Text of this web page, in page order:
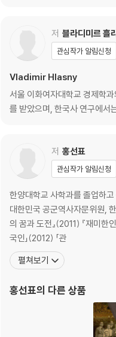
저 블라디미르 흘
관심작가 알림신청
Vladimir Hlasny
서울 이화여자대학교 경제학
를 받았으며, 한국사 연구에서
저 홍선표
관심작가 알림신청
한양대학교 사학과를 졸업하
대한민국 공군역사자문위원, 한국기술교육대학교 강사로 활동 중이다. 주
의 꿈과 도전』(2011) 『재미
국인」(2012) 「관
펼쳐보기
홍선표의 다른 상품